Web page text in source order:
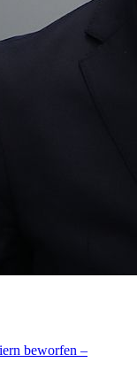
beworfen –